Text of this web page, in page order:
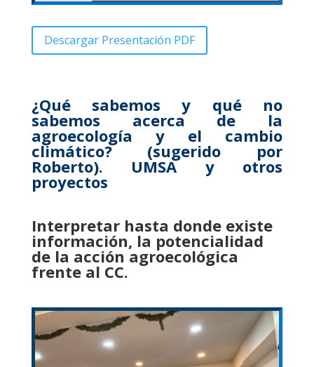
Descargar Presentación PDF
¿Qué sabemos y qué no
sabemos acerca de la
agroecología y el cambio
climático? (sugerido por
Roberto). UMSA y otros
proyectos
Interpretar hasta donde existe
información, la potencialidad
de la acción agroecológica
frente al CC.